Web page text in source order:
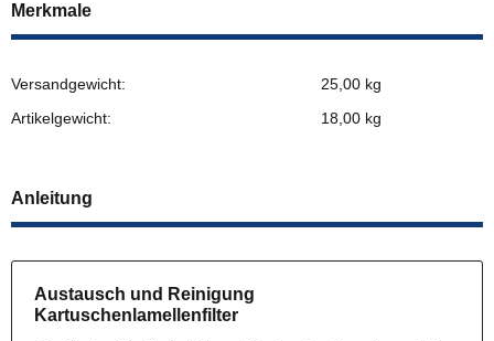
Merkmale
Versandgewicht:
25,00 kg
Artikelgewicht:
18,00 kg
Anleitung
Austausch und Reinigung
Kartuschenlamellenfilter